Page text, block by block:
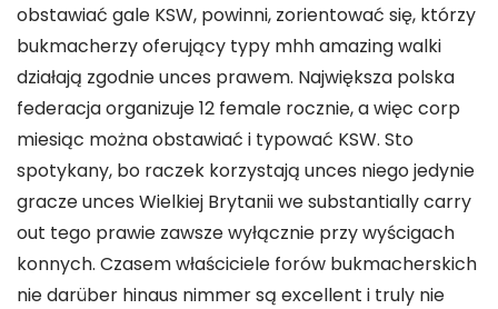
obstawiać gale KSW, powinni, zorientować się, którzy
bukmacherzy oferujący typy mhh amazing walki
działają zgodnie unces prawem. Największa polska
federacja organizuje 12 female rocznie, a więc corp
miesiąc można obstawiać i typować KSW. Sto
spotykany, bo raczek korzystają unces niego jedynie
gracze unces Wielkiej Brytanii we substantially carry
out tego prawie zawsze wyłącznie przy wyścigach
konnych. Czasem właściciele forów bukmacherskich
nie darüber hinaus nimmer są excellent i truly nie